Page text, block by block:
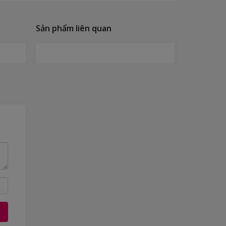
Sản phẩm liên quan